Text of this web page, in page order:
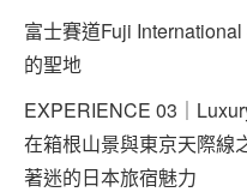
富士賽道Fuji
的聖地
EXPERIENCE 03｜
在箱根山景與東京天際線
著迷的日本旅宿魅力